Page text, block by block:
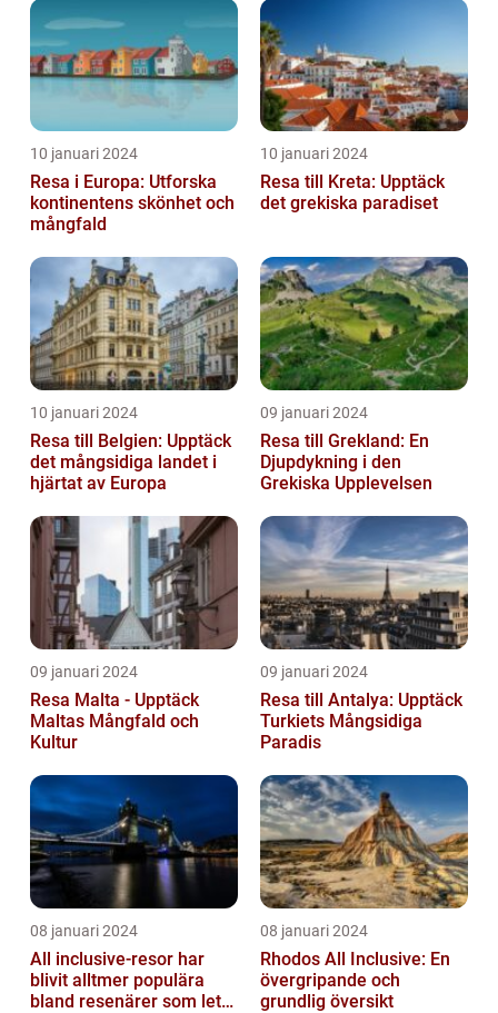
10 januari 2024
Resa i Europa: Utforska
kontinentens skönhet och
mångfald
10 januari 2024
Resa till Kreta: Upptäck
det grekiska paradiset
10 januari 2024
Resa till Belgien: Upptäck
det mångsidiga landet i
hjärtat av Europa
09 januari 2024
Resa till Grekland: En
Djupdykning i den
Grekiska Upplevelsen
09 januari 2024
Resa Malta - Upptäck
Maltas Mångfald och
Kultur
09 januari 2024
Resa till Antalya: Upptäck
Turkiets Mångsidiga
Paradis
08 januari 2024
All inclusive-resor har
blivit alltmer populära
bland resenärer som letar
08 januari 2024
Rhodos All Inclusive: En
övergripande och
grundlig översikt